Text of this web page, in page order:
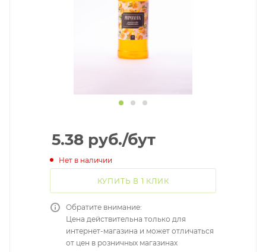
5.38 руб./бут
Нет в наличии
КУПИТЬ В 1 КЛИК
Обратите внимание:
Цена действительна только для
интернет-магазина и может отличаться
от цен в розничных магазинах